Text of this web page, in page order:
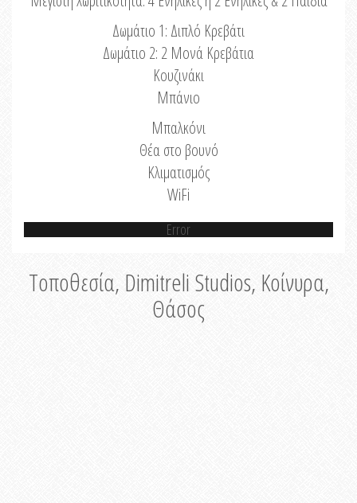
Δωμάτιο 1: Διπλό Κρεβάτι
Δωμάτιο 2: 2 Μονά Κρεβάτια
Κουζινάκι
Μπάνιο
Μπαλκόνι
Θέα στο βουνό
Κλιματισμός
WiFi
Error
Τοποθεσία, Dimitreli Studios, Κοίνυρα,
Θάσος